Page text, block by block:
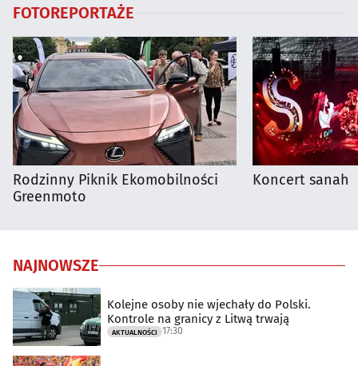
FOTOREPORTAŻE
Rodzinny Piknik Ekomobilności
Greenmoto
Koncert sanah
NAJNOWSZE
Kolejne osoby nie wjechały do Polski.
Kontrole na granicy z Litwą trwają
AKTUALNOŚCI 17:30